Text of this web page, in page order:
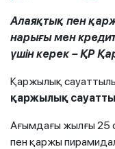
Алаяқтық пен
нарығы мен
үшін керек – ҚР
Қаржылық
қаржылық
Ағымдағы жылғы 25
пен қаржы